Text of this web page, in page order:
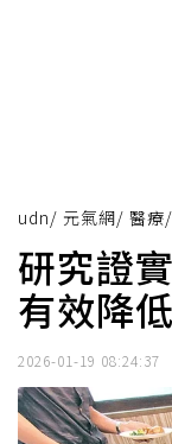
udn/ 元氣網/ 醫療/
研究證
有效降
2026-01-19 08:24:37